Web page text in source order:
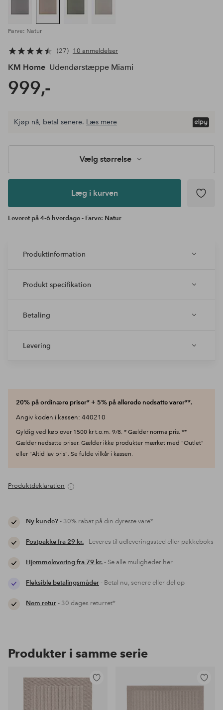
Farve: Natur
27 10 anmeldelser
KM Home Udendørstæppe Miami
999,-
størrelse
Læg i
Kjøp nå, betal senere. Læs mere
Vælg størrelse
Læg i kurven
Leveret på 4-6 hverdage - Farve: Natur
Produktinformation
Produkt specifikation
Betaling
Levering
20% på ordinære priser* + 5% på allerede nedsatte varer**.
Angiv koden i kassen: 440210
Gyldig ved køb over 1500 kr t.o.m. 9/8. * Gælder normalpris. **
Gælder nedsatte priser. Gælder ikke produkter mærket med "Outlet"
eller "Altid lav pris". Se fulde vilkår i kassen.
Produktdeklaration
Ny kunde?- 30% rabat på din dyreste vare*
Postpakke fra 29 kr.- Leveres til udleveringssted eller pakkeboks
Hjemmelevering fra 79 kr.- Se alle muligheder her
Fleksible betalingsmåder- Betal nu, senere eller del op
Nem retur- 30 dages returret*
Produkter i samme serie
Tilføj
til
favoritter
Tilføj